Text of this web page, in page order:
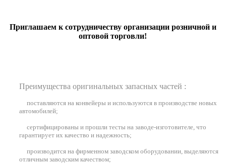
Приглашаем к сотрудничеству организации розничной и
оптовой торговли!
Преимущества оригинальных запасных частей :
поставляются на конвейеры и используются в производстве новых
автомобилей;
сертифицированы и прошли тесты на заводе-изготовителе, что
гарантирует их качество и надежность;
производится на фирменном заводском оборудовании, выделяются
отличным заводским качеством;